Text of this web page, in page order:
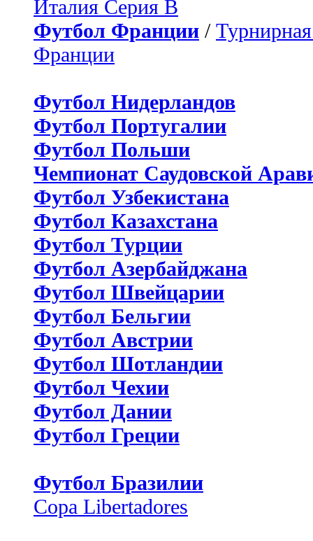
Италия Серия B
Футбол Франции /
Франции
Футбол Нидерландов
Футбол Португалии
Футбол Польши
Чемпионат Саудовской
Футбол Узбекистана
Футбол Казахстана
Футбол Турции
Футбол Азербайджана
Футбол Швейцарии
Футбол Бельгии
Футбол Австрии
Футбол Шотландии
Футбол Чехии
Футбол Дании
Футбол Греции
Футбол Бразилии
Copa Libertadores